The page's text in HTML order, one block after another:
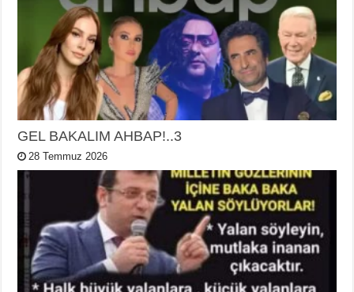
GEL BAKALIM AHBAP!..3
28 Temmuz 2026